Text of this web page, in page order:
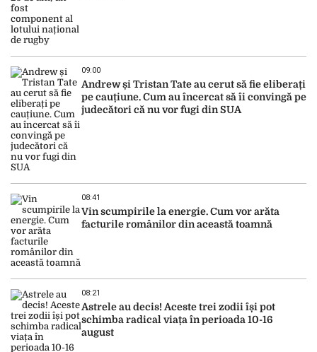
09:00
Andrew și Tristan Tate au cerut să fie eliberați
pe cauțiune. Cum au încercat să îi convingă pe
judecători că nu vor fugi din SUA
08:41
Vin scumpirile la energie. Cum vor arăta
facturile românilor din această toamnă
08:21
Astrele au decis! Aceste trei zodii își pot
schimba radical viața în perioada 10-16
august